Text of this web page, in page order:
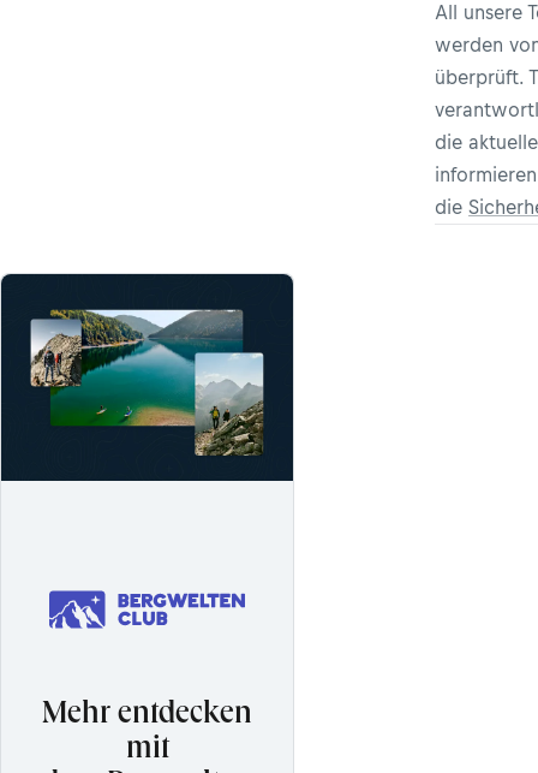
All unsere
werden
überprüft.
die
die
Mehr entdecken
mit